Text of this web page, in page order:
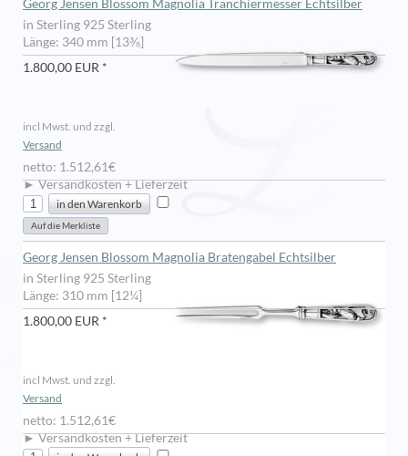
Georg Jensen Blossom Magnolia Tranchiermesser Echtsilber
in Sterling 925 Sterling
Länge: 340 mm [13⅜]
1.800,00 EUR *
incl Mwst. und zzgl.
Versand
netto: 1.512,61€
► Versandkosten + Lieferzeit
Georg Jensen Blossom Magnolia Bratengabel Echtsilber
in Sterling 925 Sterling
Länge: 310 mm [12¼]
1.800,00 EUR *
incl Mwst. und zzgl.
Versand
netto: 1.512,61€
► Versandkosten + Lieferzeit